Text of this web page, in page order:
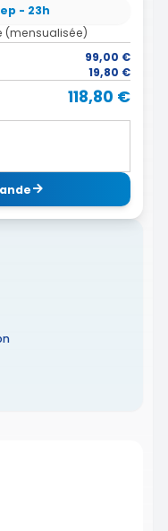
- 23h
(mensualisée)
99,00 €
19,80 €
118,80 €